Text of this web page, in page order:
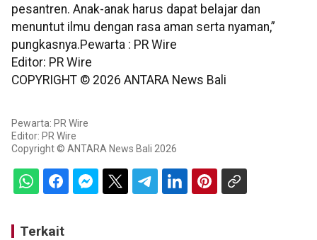
pesantren. Anak-anak harus dapat belajar dan
menuntut ilmu dengan rasa aman serta nyaman,”
pungkasnya.Pewarta : PR Wire
Editor: PR Wire
COPYRIGHT © 2026 ANTARA News Bali
Pewarta: PR Wire
Editor: PR Wire
Copyright © ANTARA News Bali 2026
Terkait